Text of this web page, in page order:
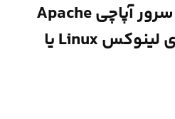
نحوه نصب وب سرور آپاچی Apache
روی سرور مجازی لینوکس Linux یا